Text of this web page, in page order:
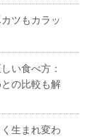
ツもカラッ
い食べ方：
の比較も解
生まれ変わ